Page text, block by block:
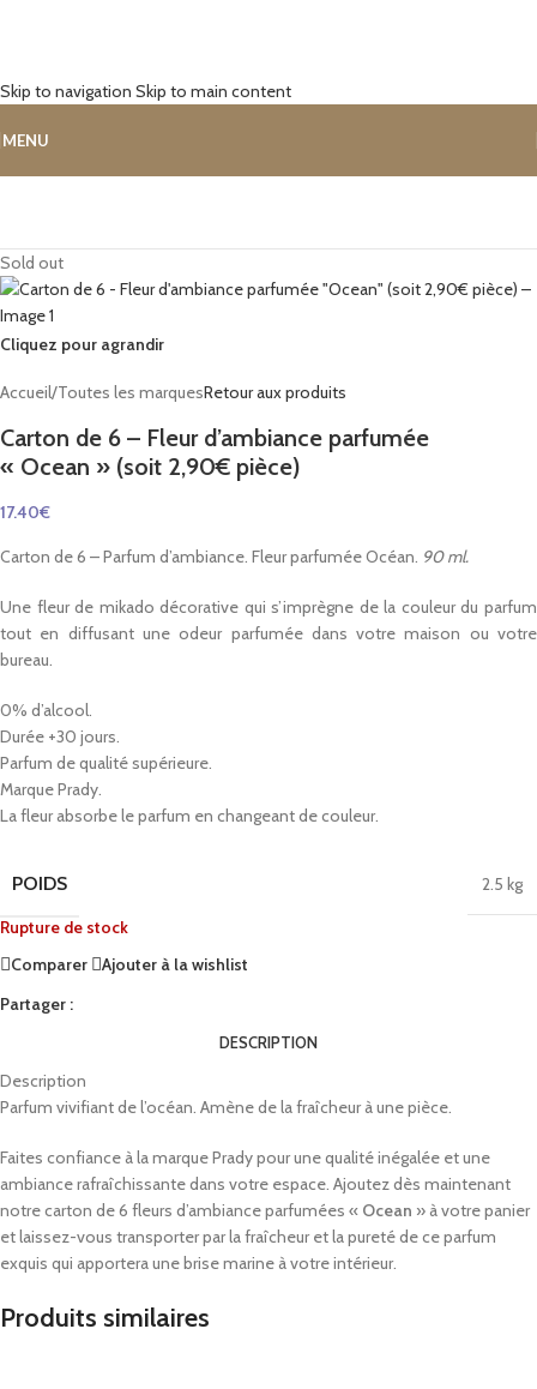
Skip to navigation Skip to main content
MENU
Sold out
Cliquez pour agrandir
Accueil/Toutes les marquesRetour aux produits
Carton de 6 – Fleur d’ambiance parfumée
« Ocean » (soit 2,90€ pièce)
17.40€
Carton de 6 – Parfum d’ambiance. Fleur parfumée Océan. 90 ml.
Une fleur de mikado décorative qui s’imprègne de la couleur du parfum
tout en diffusant une odeur parfumée dans votre maison ou votre
bureau.
0% d’alcool.
Durée +30 jours.
Parfum de qualité supérieure.
Marque Prady.
La fleur absorbe le parfum en changeant de couleur.
POIDS
2.5 kg
Rupture de stock
Comparer
Ajouter à la wishlist
Partager :
DESCRIPTION
Description
Parfum vivifiant de l’océan. Amène de la fraîcheur à une pièce.
Faites confiance à la marque Prady pour une qualité inégalée et une
ambiance rafraîchissante dans votre espace. Ajoutez dès maintenant
notre carton de 6 fleurs d’ambiance parfumées « Ocean » à votre panier
et laissez-vous transporter par la fraîcheur et la pureté de ce parfum
exquis qui apportera une brise marine à votre intérieur.
Produits similaires